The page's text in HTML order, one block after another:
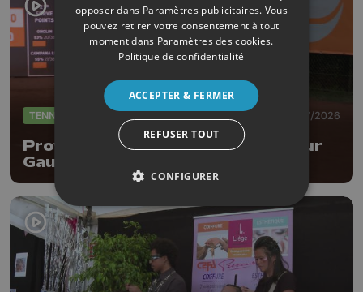
TENNIS 08/07/2026
Province Open : entrée réussi pour
Gauthier Onclin !
opposer dans Paramètres publicitaires. Vous
pouvez retirer votre consentement à tout
moment dans Paramètres des cookies.
Politique de confidentialité
ACCEPTER & FERMER
REFUSER TOUT
CONFIGURER